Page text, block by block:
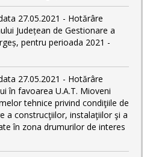
27.05.2021 - Hotărâre
Județean de Gestionare a
pentru perioada 2021 -
27.05.2021 - Hotărâre
în favoarea U.A.T. Mioveni
tehnice privind condiţiile de
a construcţiilor, instalaţiilor şi a
în zona drumurilor de interes